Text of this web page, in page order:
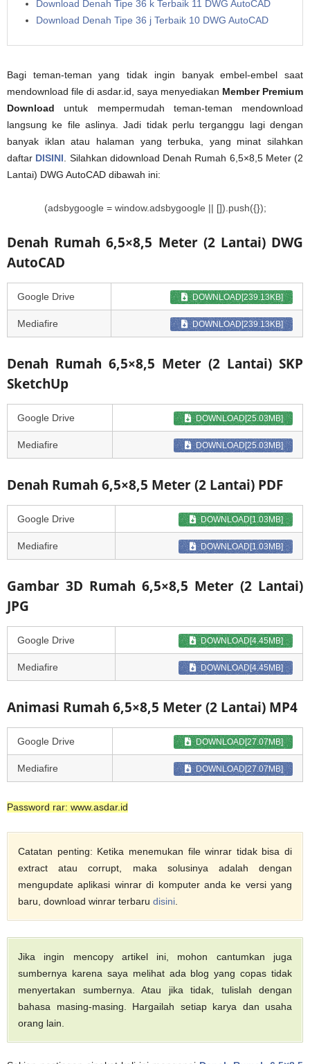
Download Denah Tipe 36 k Terbaik 11 DWG AutoCAD
Download Denah Tipe 36 j Terbaik 10 DWG AutoCAD
Bagi teman-teman yang tidak ingin banyak embel-embel saat
mendownload file di asdar.id, saya menyediakan Member Premium
Download untuk mempermudah teman-teman mendownload
langsung ke file aslinya. Jadi tidak perlu terganggu lagi dengan
banyak iklan atau halaman yang terbuka, yang minat silahkan
daftar DISINI . Silahkan didownload Denah Rumah 6,5×8,5 Meter (2
Lantai) DWG AutoCAD dibawah ini:
(adsbygoogle = window.adsbygoogle || []).push({});
Denah Rumah 6,5×8,5 Meter (2 Lantai) DWG
AutoCAD
Google Drive DOWNLOAD[239.13KB]
Mediafire DOWNLOAD[239.13KB]
Denah Rumah 6,5×8,5 Meter (2 Lantai) SKP
SketchUp
Google Drive DOWNLOAD[25.03MB]
Mediafire DOWNLOAD[25.03MB]
Denah Rumah 6,5×8,5 Meter (2 Lantai) PDF
Google Drive DOWNLOAD[1.03MB]
Mediafire DOWNLOAD[1.03MB]
Gambar 3D Rumah 6,5×8,5 Meter (2 Lantai)
JPG
Google Drive DOWNLOAD[4.45MB]
Mediafire DOWNLOAD[4.45MB]
Animasi Rumah 6,5×8,5 Meter (2 Lantai) MP4
Google Drive DOWNLOAD[27.07MB]
Mediafire DOWNLOAD[27.07MB]
Password rar: www.asdar.id
Catatan penting: Ketika menemukan file winrar tidak bisa di
extract atau corrupt, maka solusinya adalah dengan
mengupdate aplikasi winrar di komputer anda ke versi yang
baru, download winrar terbaru disini
Jika ingin mencopy artikel ini, mohon cantumkan juga
sumbernya karena saya melihat ada blog yang copas tidak
menyertakan sumbernya. Atau jika tidak, tulislah dengan
bahasa masing-masing. Hargailah setiap karya dan usaha
orang lain.